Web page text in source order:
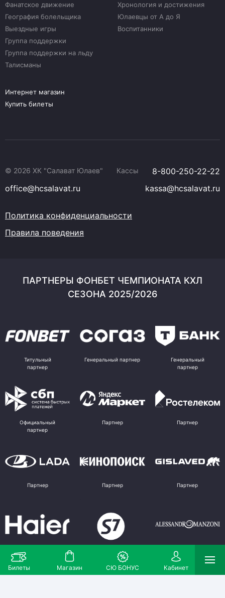
Билеты Магазин СЮ БОНУС Кабинет
Фанатское движение
География болельщика
Выездные игры
Группа поддержки
Группа поддержки на льду
Талисманы
Хронология и достижения
Юлаевцы от А до Я
Воспитанники
Интернет магазин
Купить билеты
© 2026 ХК "Салават Юлаев" Кассы
8-800-250-22-22
office@hcsalavat.ru
kassa@hcsalavat.ru
Политика конфиденциальности
Правила поведения
ПАРТНЕРЫ ФОНБЕТ ЧЕМПИОНАТА КХЛ
СЕЗОНА 2025/2026
Титульный
партнер
Генеральный партнер
Генеральный
партнер
Официальный
партнер
Партнер Партнер
Партнер Партнер Партнер